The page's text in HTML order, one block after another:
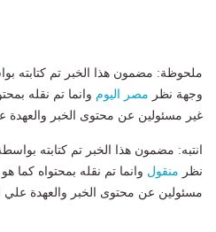
ملحوظة: مضمون هذا الخبر تم كتابته
وجهة نظر مصر اليوم وانما تم نقله
غير مسئولين عن محتوى الخبر والعهدة
انتبه: مضمون هذا الخبر تم كتابته
نظر منقول وانما تم نقله بمحتواه كما
مسئولين عن محتوى الخبر والعهدة علي